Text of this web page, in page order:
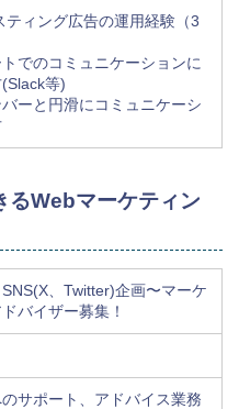
ティング広告の運用経験（3
トでのコミュニケーションに
等)
バーと円滑にコミュニケーシ
るWebマーケティン
SNS(X、Twitter)企画〜マーケ
バイザー募集！
のサポート、アドバイス業務